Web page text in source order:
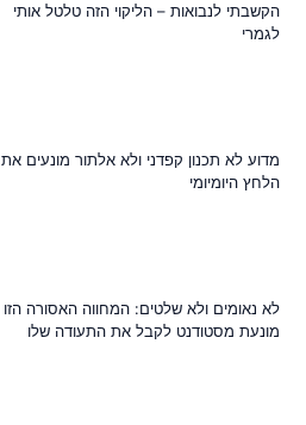
הקשבתי לנבואות – הליקוי הזה טלטל אותי
לגמרי
מדוע לא תכנון קפדני ולא אלתור מונעים את
הלחץ היומיומי
לא נאומים ולא שלטים: המחווה האסורה הזו
מונעת מסטודנט לקבל את התעודה שלו